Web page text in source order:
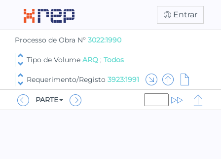
Entrar
Processo de Obra Nº 3022:1990
Tipo de Volume ARQ ; Todos
Requerimento/Registo 3923:1991
PARTE